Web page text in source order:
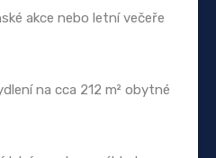
akce nebo letní večeře
na cca 212 m² obytné